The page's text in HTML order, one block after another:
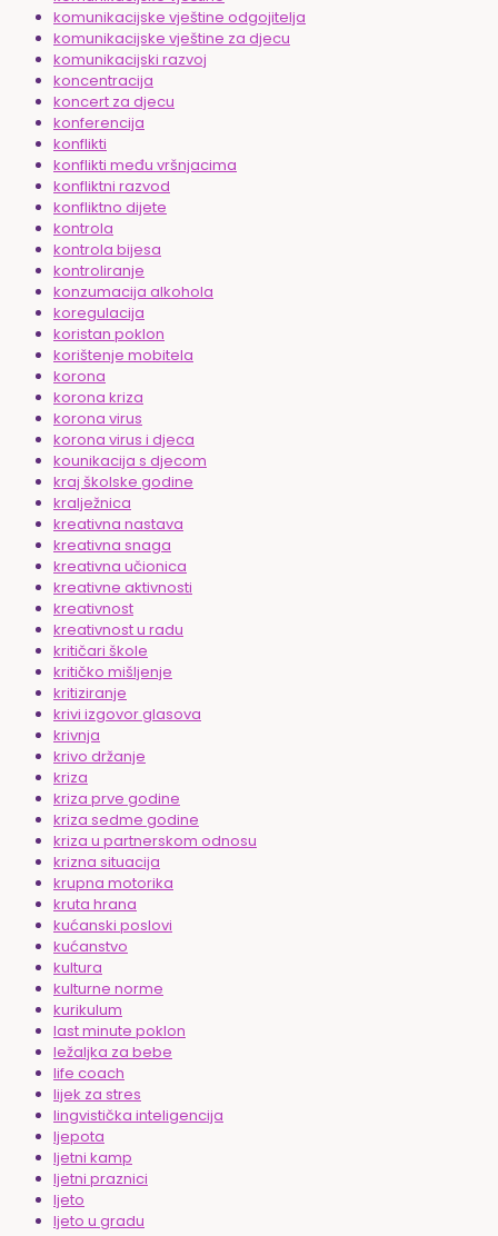
komunikacijske vještine odgojitelja
komunikacijske vještine za djecu
komunikacijski razvoj
koncentracija
koncert za djecu
konferencija
konflikti
konflikti među vršnjacima
konfliktni razvod
konfliktno dijete
kontrola
kontrola bijesa
kontroliranje
konzumacija alkohola
koregulacija
koristan poklon
korištenje mobitela
korona
korona kriza
korona virus
korona virus i djeca
kounikacija s djecom
kraj školske godine
kralježnica
kreativna nastava
kreativna snaga
kreativna učionica
kreativne aktivnosti
kreativnost
kreativnost u radu
kritičari škole
kritičko mišljenje
kritiziranje
krivi izgovor glasova
krivnja
krivo držanje
kriza
kriza prve godine
kriza sedme godine
kriza u partnerskom odnosu
krizna situacija
krupna motorika
kruta hrana
kućanski poslovi
kućanstvo
kultura
kulturne norme
kurikulum
last minute poklon
ležaljka za bebe
life coach
lijek za stres
lingvistička inteligencija
ljepota
ljetni kamp
ljetni praznici
ljeto
ljeto u gradu